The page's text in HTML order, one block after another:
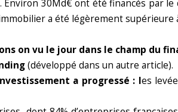
Environ 30Md€ ont été financés par
a été légèrement supérieure
on vu le jour dans le champ du
(développé dans un autre article).
a progressé : les